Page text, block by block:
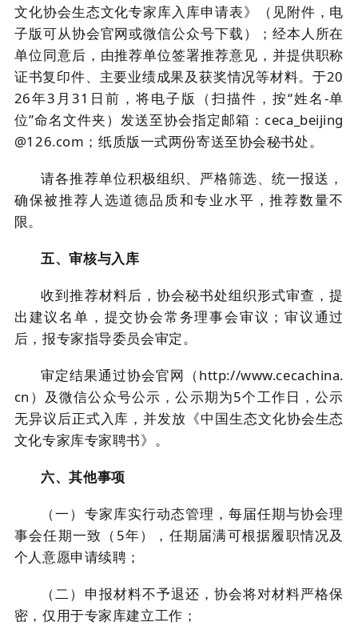
文化协会生态文化专家库入库申请表》
（见附件，电
子版可从协会官网或微信公众号下载）； 经本人所在
单位同意后， 由推荐单位签署推荐意见，并提供职称
证书复印件、主要业绩成果及获奖情况等材料。于20
26年3 月31 日 前，将电子版 （扫描件，按“姓名-单
位”命名文件夹）发送至协会指定邮箱：ceca_beijing
@126.com；纸质版一式两份寄送至协会秘书处。
请各推荐单位积极组织、 严格筛选、统一报送，
确保被推荐人选道德品质和专业水平，推荐数量不
限。
五、审核与入库
收到推荐材料后，协会秘书处组织形式审查，提
出建议名单，提交协会常务理事会审议；审议通过
后，报专家指导委员会审定。
审定结果通过协会官网（http://www.cecachina.
cn）及微信公众号公示，公示期为5个工作日，公示
无异议后正式入库，并发放《中国生态文化协会生态
文化专家库专家聘书》。
六、其他事项
（一）专家库实行动态管理，每届任期与协会理
事会任期一致（ 5年），任期届满可根据履职情况及
个人意愿申请续聘；
（二）申报材料不予退还，协会将对材料严格保
密，仅用于专家库建立工作；